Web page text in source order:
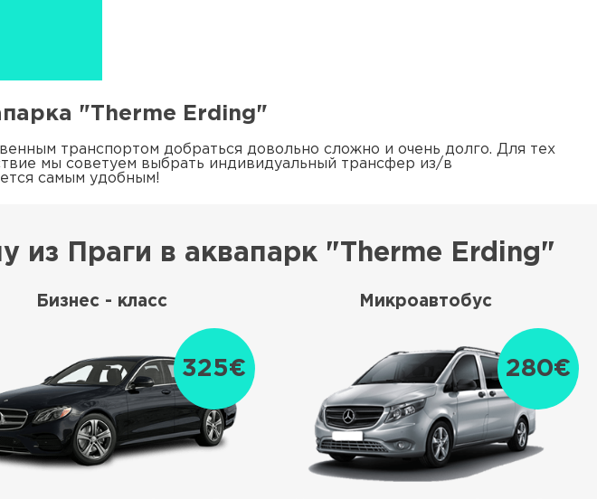
"Therme Erding"
транспортом добраться довольно сложно и очень долго. Для тех
мы советуем выбрать индивидуальный трансфер из/в
самым удобным!
из Праги в аквапарк "Therme Erding"
Бизнес - класс
325€
Микроавтобус
280€